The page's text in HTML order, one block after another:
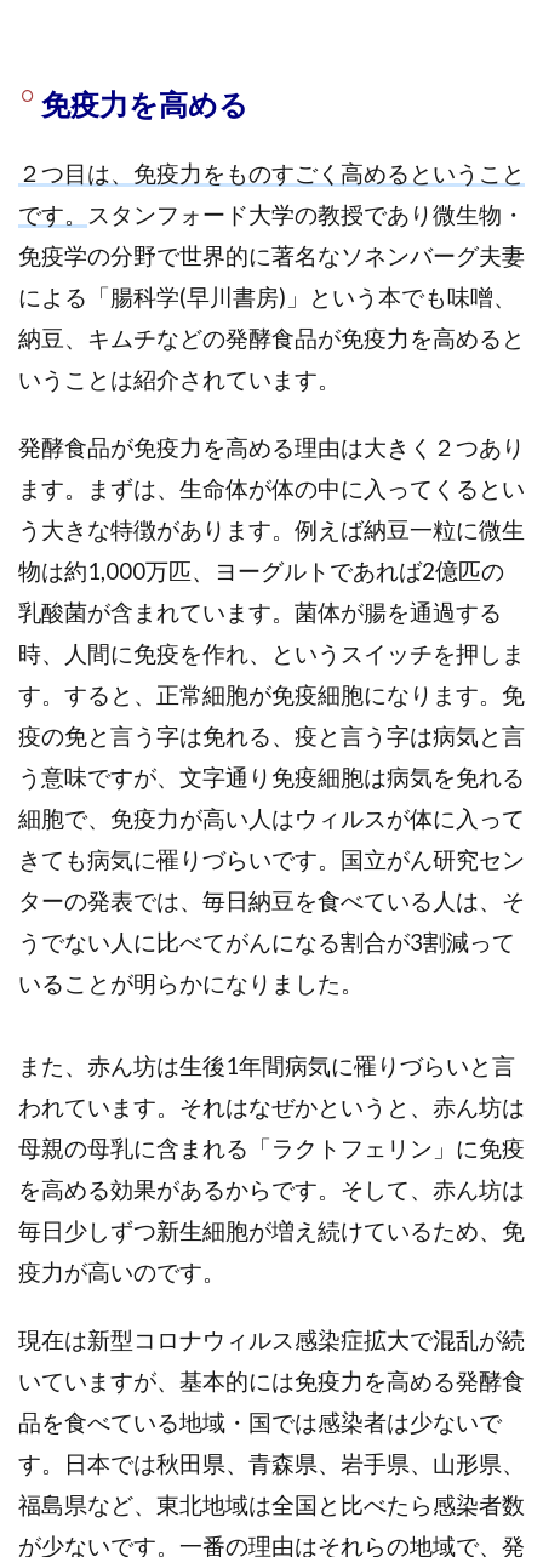
免疫力を高める
２つ目は、免疫力をものすごく高めるということ
です。
スタンフォード大学の教授であり微生物・
免疫学の分野で世界的に著名なソネンバーグ夫妻
による「腸科学(早川書房)」という本でも味噌、
納豆、キムチなどの発酵食品が免疫力を高めると
いうことは紹介されています。
発酵食品が免疫力を高める理由は大きく２つあり
ます。まずは、生命体が体の中に入ってくるとい
う大きな特徴があります。例えば納豆一粒に微生
物は約1,000万匹、ヨーグルトであれば2億匹の
乳酸菌が含まれています。菌体が腸を通過する
時、人間に免疫を作れ、というスイッチを押しま
す。すると、正常細胞が免疫細胞になります。免
疫の免と言う字は免れる、疫と言う字は病気と言
う意味ですが、文字通り免疫細胞は病気を免れる
細胞で、免疫力が高い人はウィルスが体に入って
きても病気に罹りづらいです。国立がん研究セン
ターの発表では、毎日納豆を食べている人は、そ
うでない人に比べてがんになる割合が3割減って
いることが明らかになりました。
また、赤ん坊は生後1年間病気に罹りづらいと言
われています。それはなぜかというと、赤ん坊は
母親の母乳に含まれる「ラクトフェリン」に免疫
を高める効果があるからです。そして、赤ん坊は
毎日少しずつ新生細胞が増え続けているため、免
疫力が高いのです。
現在は新型コロナウィルス感染症拡大で混乱が続
いていますが、基本的には免疫力を高める発酵食
品を食べている地域・国では感染者は少ないで
す。日本では秋田県、青森県、岩手県、山形県、
福島県など、東北地域は全国と比べたら感染者数
が少ないです。一番の理由はそれらの地域で、発